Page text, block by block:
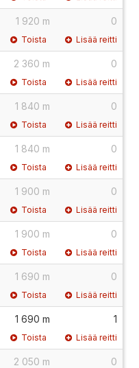
1 920 m 0
Toista Lisää reitti
2 360 m 0
Toista Lisää reitti
1 840 m 0
Toista Lisää reitti
1 840 m 0
Toista Lisää reitti
1 900 m 0
Toista Lisää reitti
1 900 m 0
Toista Lisää reitti
1 690 m 0
Toista Lisää reitti
1 690 m 1
Toista Lisää reitti
2 050 m 0